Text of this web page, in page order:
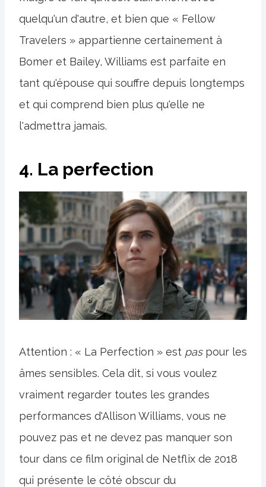
quelqu'un d'autre, et bien que « Fellow
Travelers » appartienne certainement à
Bomer et Bailey, Williams est parfaite en
tant qu'épouse qui souffre depuis longtemps
et qui comprend bien plus qu'elle ne
l'admettra jamais.
4. La perfection
Attention : « La Perfection » est paspour les
âmes sensibles. Cela dit, si vous voulez
vraiment regarder toutes les grandes
performances d'Allison Williams, vous ne
pouvez pas et ne devez pas manquer son
tour dans ce film original de Netflix de 2018
qui présente le côté obscur du